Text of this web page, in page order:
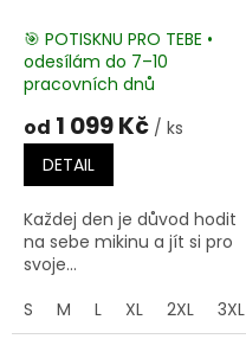
🎯 POTISKNU PRO TEBE •
odesílám do 7–10
pracovních dnů
od 1 099 Kč / ks
DETAIL
Každej den je důvod hodit
na sebe mikinu a jít si pro
svoje...
S
M L XL 2XL 3XL